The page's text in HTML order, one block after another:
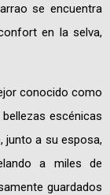
se encuentra
en la selva,
conocido como
escénicas
junto a su esposa,
a miles de
guardados